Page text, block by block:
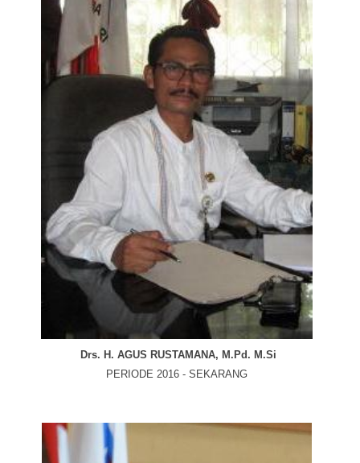
Drs. H. AGUS RUSTAMANA, M.Pd. M.Si
PERIODE 2016 - SEKARANG